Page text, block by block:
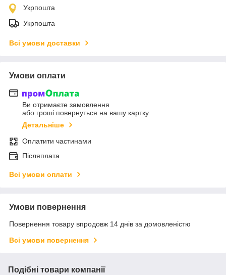
Укрпошта
Укрпошта
Всі умови доставки
Умови оплати
Ви отримаєте замовлення
або гроші повернуться на вашу картку
Детальніше
Оплатити частинами
Післяплата
Всі умови оплати
Умови повернення
Повернення товару впродовж 14 днів за домовленістю
Всі умови повернення
Подібні товари компанії